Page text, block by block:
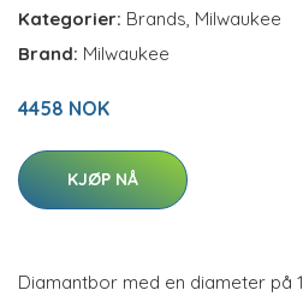
Kategorier: Brands, Milwaukee
Brand: Milwaukee
4458 NOK
KJØP NÅ
Diamantbor med en diameter på